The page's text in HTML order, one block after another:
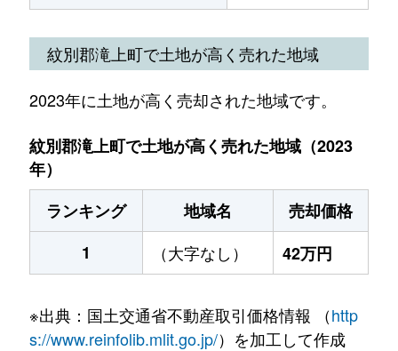
紋別郡滝上町で土地が高く売れた地域
2023年に土地が高く売却された地域です。
紋別郡滝上町で土地が高く売れた地域（2023
年）
ランキング
地域名
売却価格
1
（大字なし） 42万円
※出典：国土交通省不動産取引価格情報 （http
s://www.reinfolib.mlit.go.jp/）を加工して作成